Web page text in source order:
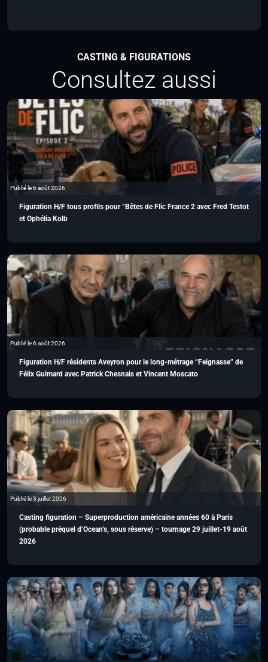
CASTING & FIGURATIONS
Consultez aussi
Publié le 6 août 2026
Figuration H/F tous profils pour “Bêtes de Flic France 2 avec Fred Testot
et Ophélia Kolb
Publié le 6 août 2026
Figuration H/F résidents Aveyron pour le long-métrage “Feignasse” de
Félix Guimard avec Patrick Chesnais et Vincent Moscato
Publié le 3 juillet 2026
Casting figuration – Superproduction américaine années 60 à Paris
(probable préquel d’Ocean’s, sous réserve) – tournage 29 juillet-19 août
2026